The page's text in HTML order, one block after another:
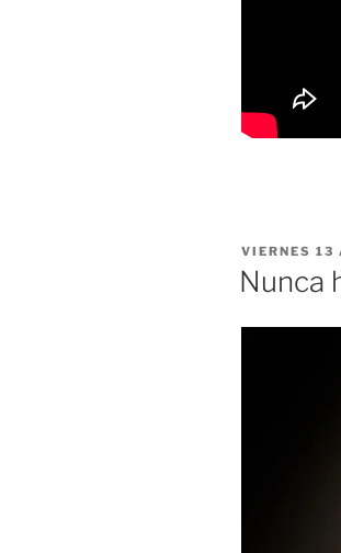
PUBLICADO
EL
VIERNES 13
Nunca